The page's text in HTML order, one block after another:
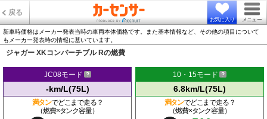
戻る
お気に入り メニュー
新車時価格はメーカー発表当時の車両本体価格です。また基本情報など、その他の項目について
もメーカー発表時の情報に基いています。
ジャガー XKコンバーチブル Rの燃費
JC08モード
-km/L(75L)
満タンでどこまで走る？
（燃費×タンク容量）
10・15モード
6.8km/L(75L)
満タンでどこまで走る？
（燃費×タンク容量）